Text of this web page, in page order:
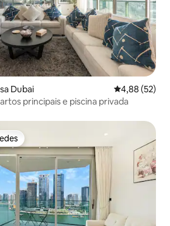
Dubai 4,88 de uma
4,88 (52)
principais e piscina privada